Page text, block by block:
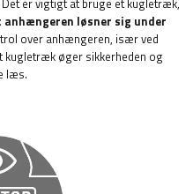
er vigtigt at bruge et kugletræk,
løsner sig under
over anhængeren, især ved
kugletræk øger sikkerheden og
læs.